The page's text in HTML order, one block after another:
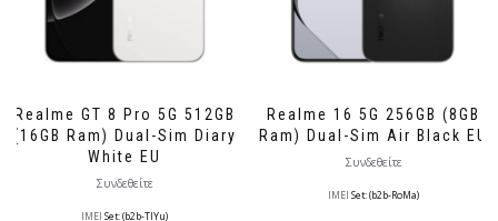
Realme GT 8 Pro 5G 512GB
(16GB Ram) Dual-Sim Diary
White EU
Συνδεθείτε
IMEI Set: (b2b-TlYu)
Realme 16 5G 256GB (8GB
Ram) Dual-Sim Air Black EU
Συνδεθείτε
IMEI Set: (b2b-RoMa)